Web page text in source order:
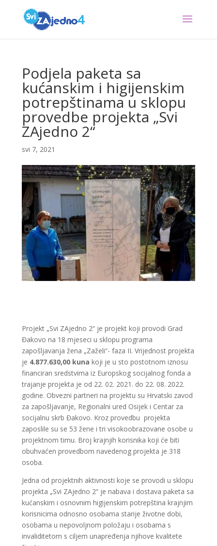
Podjela paketa sa
kućanskim i higijenskim
potrepštinama u sklopu
provedbe projekta „Svi
ZAjedno 2“
svi 7, 2021
Projekt „Svi ZAjedno 2“ je projekt koji provodi Grad
Đakovo na 18 mjeseci u sklopu programa
zapošljavanja žena „Zaželi“- faza II. Vrijednost projekta
je 4.877.630,00 kuna koji je u sto postotnom iznosu
financiran sredstvima iz Europskog socijalnog fonda a
trajanje projekta je od 22. 02. 2021. do 22. 08. 2022.
godine. Obvezni partneri na projektu su Hrvatski zavod
za zapošljavanje, Regionalni ured Osijek i Centar za
socijalnu skrb Đakovo. Kroz provedbu projekta
zaposlile su se 53 žene i tri visokoobrazovane osobe u
projektnom timu. Broj krajnjih korisnika koji će biti
obuhvaćen provedbom navedenog projekta je 318
osoba.
Jedna od projektnih aktivnosti koje se provodi u sklopu
projekta „Svi ZAjedno 2“ je nabava i dostava paketa sa
kućanskim i osnovnim higijenskim potrepština krajnjim
korisnicima odnosno osobama starije životne dobi,
osobama u nepovoljnom položaju i osobama s
invaliditetom s ciljem unapređenja njihove kvalitete